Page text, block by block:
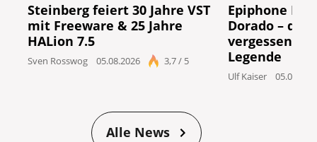
Steinberg feiert 30 Jahre VST
mit Freeware & 25 Jahre
HALion 7.5
Sven Rosswog 05.08.2026 3,7 / 5
Epiphone
Dorado – die
vergessenen
Legende
Ulf Kaiser
Alle News